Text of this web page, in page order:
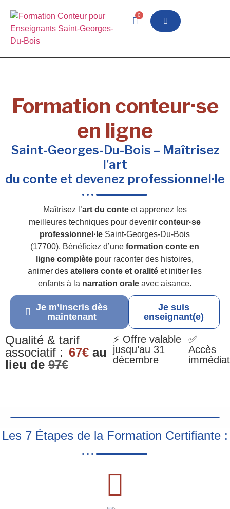
0
Formation conteur·se
en ligne
Saint-Georges-Du-Bois – Maîtrisez
l’art
du conte et devenez professionnel·le
Maîtrisez l’art du conteet apprenez les
meilleures techniques pour devenirconteur·se
professionnel·le Saint-Georges-Du-Bois
(17700). Bénéficiez d’uneformation conte en
ligne complète pour raconter des histoires,
animer desateliers conte et oralité et initier les
enfants à la narration orale avec aisance.
Je m’inscris dès
maintenant
Je suis
enseignant(e)
Qualité & tarif
associatif : 67€ au
lieu de 97€
⚡ Offre valable
jusqu’au 31
décembre
✅
Accès
immédiat
Les 7 Étapes de la Formation Certifiante :